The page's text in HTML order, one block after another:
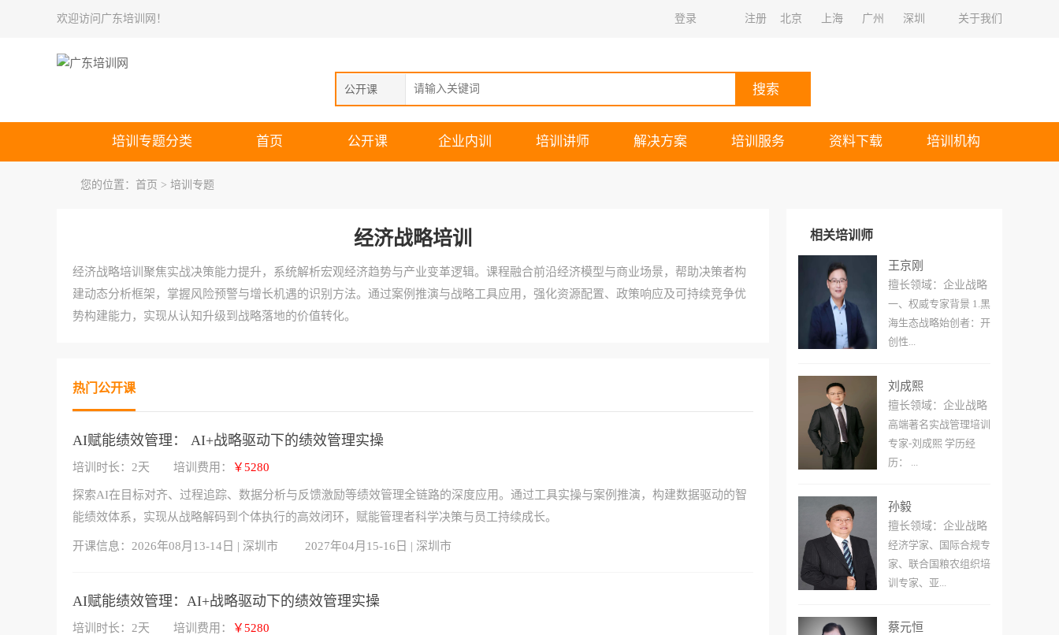
欢迎访问广东培训网！ 登录 注册 北京 上海 广州 深圳 关于我们
公开课 搜索
培训专题分类 首页 公开课 企业内训 培训讲师 解决方案 培训服务 资料下载 培训机构
您的位置： 首页 > 培训专题
经济战略培训
经济战略培训聚焦实战决策能力提升，系统解析宏观经济趋势与产业变革逻辑。课程融合前沿经济模型与商业场景，帮助决策者构
建动态分析框架，掌握风险预警与增长机遇的识别方法。通过案例推演与战略工具应用，强化资源配置、政策响应及可持续竞争优
势构建能力，实现从认知升级到战略落地的价值转化。
热门公开课
AI赋能绩效管理： AI+战略驱动下的绩效管理实操
培训时长：2天 培训费用： ￥5280
探索AI在目标对齐、过程追踪、数据分析与反馈激励等绩效管理全链路的深度应用。通过工具实操与案例推演，构建数据驱动的智
能绩效体系，实现从战略解码到个体执行的高效闭环，赋能管理者科学决策与员工持续成长。
开课信息： 2026年08月13-14日 | 深圳市 2027年04月15-16日 | 深圳市
AI赋能绩效管理：AI+战略驱动下的绩效管理实操
培训时长：2天 培训费用： ￥5280
相关培训师
王京刚
擅长领域：企业战略
一、权威专家背景 1.黑
海生态战略始创者：开
创性...
刘成熙
擅长领域：企业战略
高端著名实战管理培训
专家-刘成熙 学历经
历： ...
孙毅
擅长领域：企业战略
经济学家、国际合规专
家、联合国粮农组织培
训专家、亚...
蔡元恒